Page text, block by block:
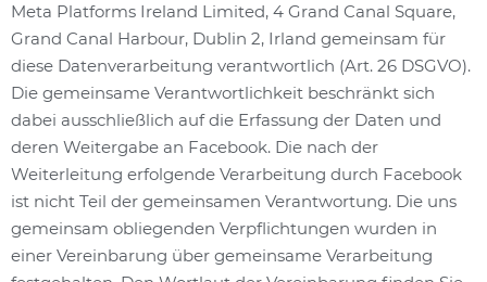
Meta Platforms Ireland Limited, 4 Grand Canal Square,
Grand Canal Harbour, Dublin 2, Irland gemeinsam für
diese Datenverarbeitung verantwortlich (Art. 26 DSGVO).
Die gemeinsame Verantwortlichkeit beschränkt sich
dabei ausschließlich auf die Erfassung der Daten und
deren Weitergabe an Facebook. Die nach der
Weiterleitung erfolgende Verarbeitung durch Facebook
ist nicht Teil der gemeinsamen Verantwortung. Die uns
gemeinsam obliegenden Verpflichtungen wurden in
einer Vereinbarung über gemeinsame Verarbeitung